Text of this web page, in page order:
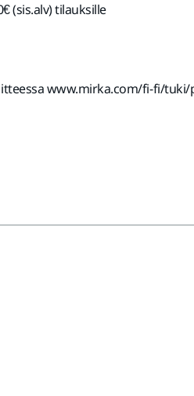
(sis.alv) tilauksille
www.mirka.com/fi-fi/